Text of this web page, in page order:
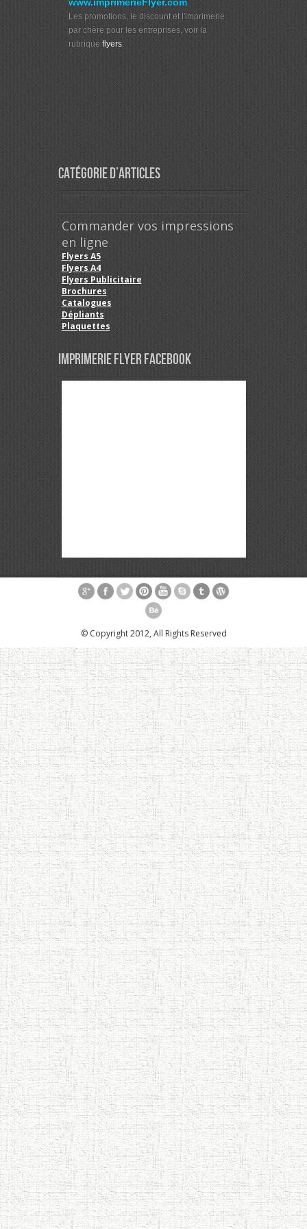
Les promotions, le discount et l'imprimerie
par chère pour les entreprises, voir la
rubrique flyers.
Catégorie d’articles
Commander vos impressions
en ligne
Flyers A5
Flyers A4
Flyers Publicitaire
Brochures
Catalogues
Dépliants
Plaquettes
Imprimerie Flyer Facebook
© Copyright 2012, All Rights Reserved